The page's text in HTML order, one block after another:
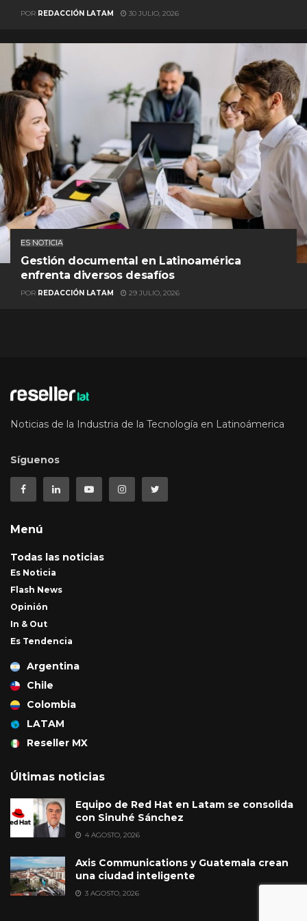
POR REDACCIÓN LATAM 30 JULIO, 2026
ES NOTICIA
Gestión documental en Latinoamérica
enfrenta diversos desafíos
POR REDACCIÓN LATAM 29 JULIO, 2026
Noticias de la Industria de la Tecnología en Latinoámerica
Síguenos
Menú
Todas las noticias
Es Noticia
Flash News
Opinión
In & Out
Es Tendencia
Argentina
Chile
Colombia
LATAM
Reseller MX
Últimas noticias
Equipo de Red Hat en Latam se consolida
con Sinuhé Sánchez
4 AGOSTO, 2026
Axis Communications y Guatemala crean
una ciudad inteligente
3 AGOSTO, 2026